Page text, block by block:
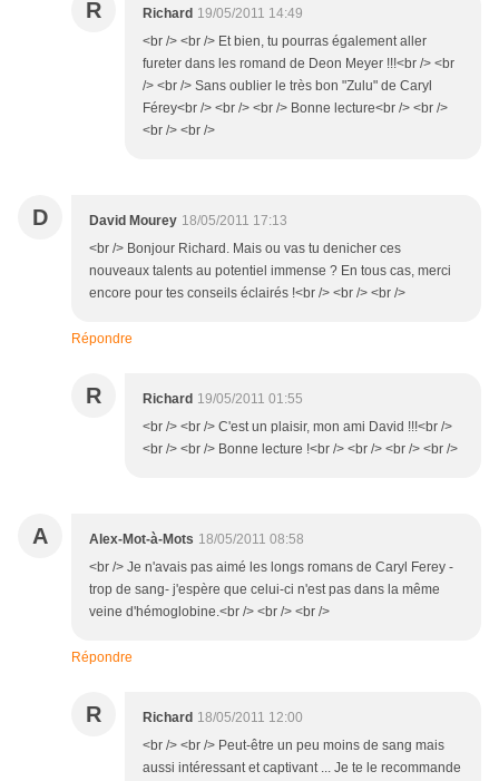
R Richard 19/05/2011 14:49
<br /> <br /> Et bien, tu pourras également aller
fureter dans les romand de Deon Meyer !!!<br /> <br
/> <br /> Sans oublier le très bon "Zulu" de Caryl
Férey<br /> <br /> <br /> Bonne lecture<br /> <br />
<br /> <br />
D David Mourey 18/05/2011 17:13
<br /> Bonjour Richard. Mais ou vas tu denicher ces
nouveaux talents au potentiel immense ? En tous cas, merci
encore pour tes conseils éclairés !<br /> <br /> <br />
Répondre
R Richard 19/05/2011 01:55
<br /> <br /> C'est un plaisir, mon ami David !!!<br />
<br /> <br /> Bonne lecture !<br /> <br /> <br /> <br />
A Alex-Mot-à-Mots 18/05/2011 08:58
<br /> Je n'avais pas aimé les longs romans de Caryl Ferey -
trop de sang- j'espère que celui-ci n'est pas dans la même
veine d'hémoglobine.<br /> <br /> <br />
Répondre
R Richard 18/05/2011 12:00
<br /> <br /> Peut-être un peu moins de sang mais
aussi intéressant et captivant ... Je te le recommande